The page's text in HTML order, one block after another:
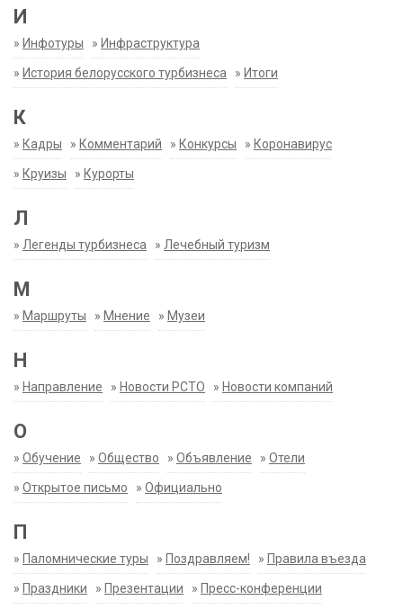
И
» Инфотуры » Инфраструктура
» История белорусского турбизнеса » Итоги
К
» Кадры » Комментарий » Конкурсы » Коронавирус
» Круизы » Курорты
Л
» Легенды турбизнеса » Лечебный туризм
М
» Маршруты » Мнение » Музеи
Н
» Направление » Новости РСТО » Новости компаний
О
» Обучение » Общество » Объявление » Отели
» Открытое письмо » Официально
П
» Паломнические туры » Поздравляем! » Правила въезда
» Праздники » Презентации » Пресс-конференции